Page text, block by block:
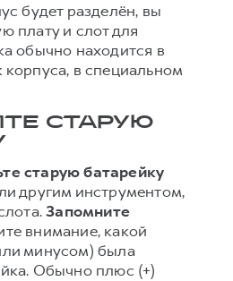
будет разделён, вы
плату и слот для
обычно находится в
в специальном
СТАРУЮ
старую батарейку
другим инструментом,
Запомните
внимание, какой
минусом) была
Обычно плюс (+)